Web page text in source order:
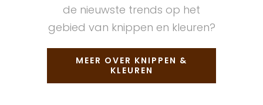
de nieuwste trends op het
gebied van knippen en kleuren?
MEER OVER KNIPPEN &
KLEUREN